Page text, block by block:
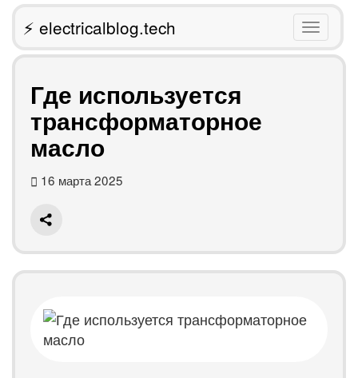
Toggle
⚡ electricalblog.tech
Где используется
трансформаторное
масло
16 марта 2025